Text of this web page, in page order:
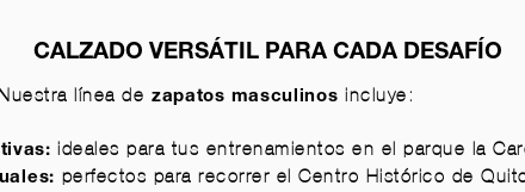
CALZADO VERSÁTIL PARA CADA DESAFÍO
línea de zapatos masculinos incluye:
: ideales para tus entrenamientos en el parque la
: perfectos para recorrer el Centro Histórico de